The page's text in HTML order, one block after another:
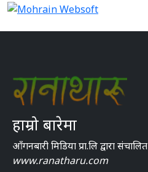
हाम्रो बारेमा
आँगनबारी मिडिया प्रा.लि द्वारा संचालित
www.ranatharu.com